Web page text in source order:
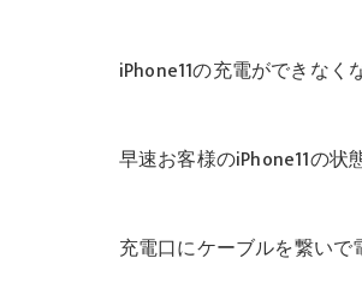
iPhone11の充電ができなく
早速お客様のiPhone11の状
充電口にケーブルを繋いで